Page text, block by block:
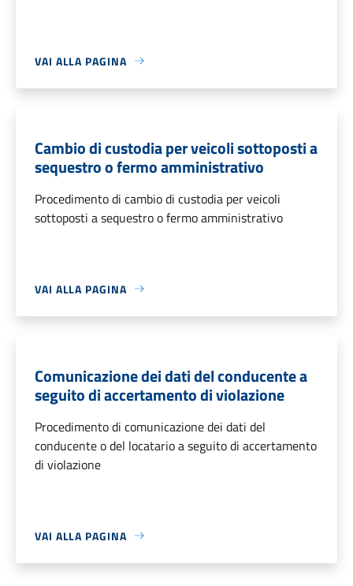
VAI ALLA PAGINA
Cambio di custodia per veicoli sottoposti a
sequestro o fermo amministrativo
Procedimento di cambio di custodia per veicoli
sottoposti a sequestro o fermo amministrativo
VAI ALLA PAGINA
Comunicazione dei dati del conducente a
seguito di accertamento di violazione
Procedimento di comunicazione dei dati del
conducente o del locatario a seguito di accertamento
di violazione
VAI ALLA PAGINA